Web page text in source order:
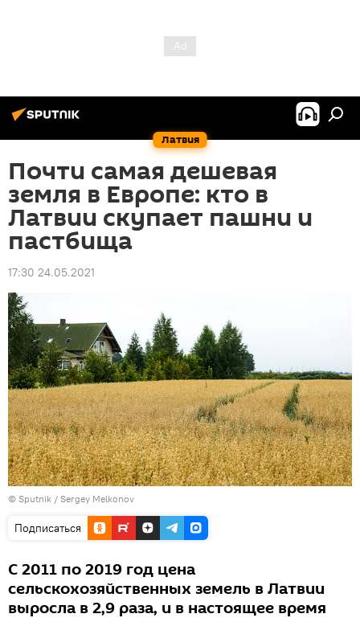
Латвия
Почти самая дешевая
земля в Европе: кто в
Латвии скупает пашни и
пастбища
17:30 24.05.2021
© Sputnik / Sergey Melkonov
Подписаться
С 2011 по 2019 год цена
сельскохозяйственных земель в Латвии
выросла в 2,9 раза, и в настоящее время